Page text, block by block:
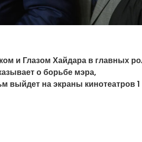
и Глазом Хайдара в главных
о борьбе мэра,
выйдет на экраны кинотеатров 1